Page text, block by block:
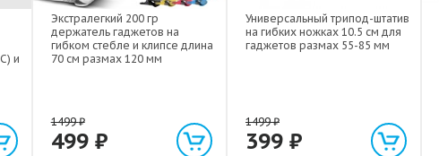
и
Экстралегкий 200 гр
держатель гаджетов на
гибком стебле и клипсе длина
70 см размах 120 мм
1499₽
499 ₽
Универсальный трипод-штатив
на гибких ножках 10.5 см для
гаджетов размах 55-85 мм
1499₽
399 ₽